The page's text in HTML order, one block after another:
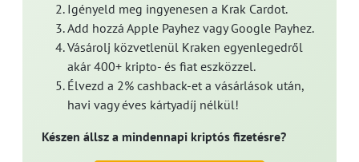
Igényeld meg ingyenesen a Krak Cardot.
Add hozzá Apple Payhez vagy Google Payhez.
Vásárolj közvetlenül Kraken egyenlegedről
akár 400+ kripto- és fiat eszközzel.
Élvezd a 2% cashback-et a vásárlások után,
havi vagy éves kártyadíj nélkül!
Készen állsz a mindennapi kriptós fizetésre?